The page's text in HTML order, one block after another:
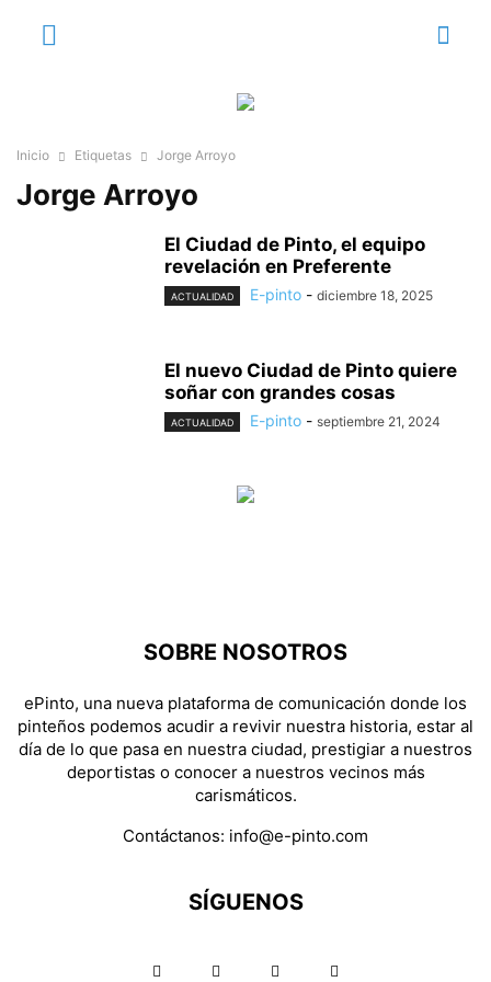
Inicio Etiquetas Jorge Arroyo
Jorge Arroyo
El Ciudad de Pinto, el equipo
revelación en Preferente
ACTUALIDAD E-pinto - diciembre 18, 2025
El nuevo Ciudad de Pinto quiere
soñar con grandes cosas
ACTUALIDAD E-pinto - septiembre 21, 2024
SOBRE NOSOTROS
ePinto, una nueva plataforma de comunicación donde los
pinteños podemos acudir a revivir nuestra historia, estar al
día de lo que pasa en nuestra ciudad, prestigiar a nuestros
deportistas o conocer a nuestros vecinos más
carismáticos.
Contáctanos: info@e-pinto.com
SÍGUENOS